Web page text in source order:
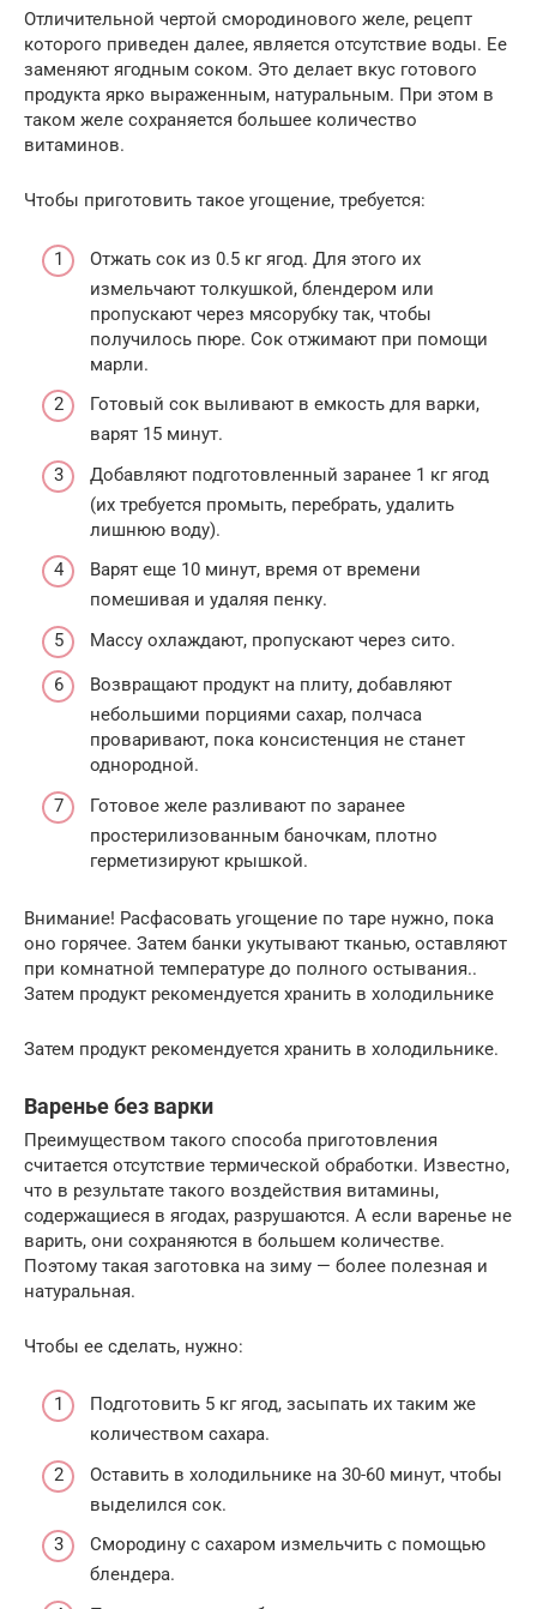
Отличительной чертой смородинового желе, рецепт
которого приведен далее, является отсутствие воды. Ее
заменяют ягодным соком. Это делает вкус готового
продукта ярко выраженным, натуральным. При этом в
таком желе сохраняется большее количество
витаминов.
Чтобы приготовить такое угощение, требуется:
Отжать сок из 0.5 кг ягод. Для этого их
измельчают толкушкой, блендером или
пропускают через мясорубку так, чтобы
получилось пюре. Сок отжимают при помощи
марли.
Готовый сок выливают в емкость для варки,
варят 15 минут.
Добавляют подготовленный заранее 1 кг ягод
(их требуется промыть, перебрать, удалить
лишнюю воду).
Варят еще 10 минут, время от времени
помешивая и удаляя пенку.
Массу охлаждают, пропускают через сито.
Возвращают продукт на плиту, добавляют
небольшими порциями сахар, полчаса
проваривают, пока консистенция не станет
однородной.
Готовое желе разливают по заранее
простерилизованным баночкам, плотно
герметизируют крышкой.
Внимание! Расфасовать угощение по таре нужно, пока
оно горячее. Затем банки укутывают тканью, оставляют
при комнатной температуре до полного остывания..
Затем продукт рекомендуется хранить в холодильнике
Затем продукт рекомендуется хранить в холодильнике.
Варенье без варки
Преимуществом такого способа приготовления
считается отсутствие термической обработки. Известно,
что в результате такого воздействия витамины,
содержащиеся в ягодах, разрушаются. А если варенье не
варить, они сохраняются в большем количестве.
Поэтому такая заготовка на зиму — более полезная и
натуральная.
Чтобы ее сделать, нужно:
Подготовить 5 кг ягод, засыпать их таким же
количеством сахара.
Оставить в холодильнике на 30-60 минут, чтобы
выделился сок.
Смородину с сахаром измельчить с помощью
блендера.